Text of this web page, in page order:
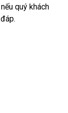
quý khách